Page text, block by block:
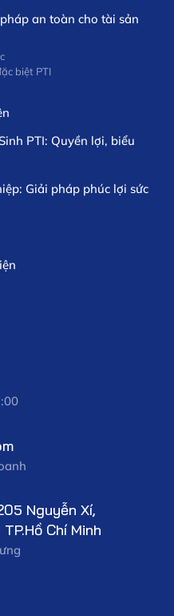
an toàn cho tài sản
biệt PTI
PTI: Quyền lợi, biểu
Giải pháp phúc lợi sức
Nguyễn Xí,
Chí Minh